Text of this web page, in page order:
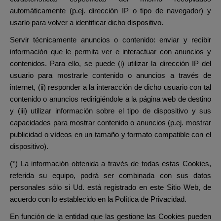
automáticamente (p.ej. dirección IP o tipo de navegador) y
usarlo para volver a identificar dicho dispositivo.
Servir técnicamente anuncios o contenido: enviar y recibir
información que le permita ver e interactuar con anuncios y
contenidos. Para ello, se puede (i) utilizar la dirección IP del
usuario para mostrarle contenido o anuncios a través de
internet, (ii) responder a la interacción de dicho usuario con tal
contenido o anuncios redirigiéndole a la página web de destino
y (iii) utilizar información sobre el tipo de dispositivo y sus
capacidades para mostrar contenido o anuncios (p.ej. mostrar
publicidad o vídeos en un tamaño y formato compatible con el
dispositivo).
(*) La información obtenida a través de todas estas Cookies,
referida su equipo, podrá ser combinada con sus datos
personales sólo si Ud. está registrado en este Sitio Web, de
acuerdo con lo establecido en la Política de Privacidad.
En función de la entidad que las gestione las Cookies pueden